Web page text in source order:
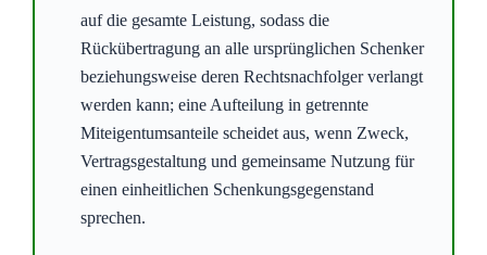
Verkauf anbietet. Es genügt, wenn Sie den Grund für
den Schenkungswiderruf (den groben Undank)
schlüssig darlegen können. Die gesetzliche Vermutung
der Eilbedürftigkeit erspart Ihnen hier eine hohe
Hürde, die in anderen Eilverfahren oft zum Scheitern
führt.